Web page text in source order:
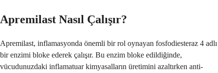
Apremilast Nasıl Çalışır?
Apremilast, inflamasyonda önemli bir rol oynayan fosfodiesteraz 4 adlı
bir enzimi bloke ederek çalışır. Bu enzim bloke edildiğinde,
vücudunuzdaki inflamatuar kimyasalların üretimini azaltırken anti-